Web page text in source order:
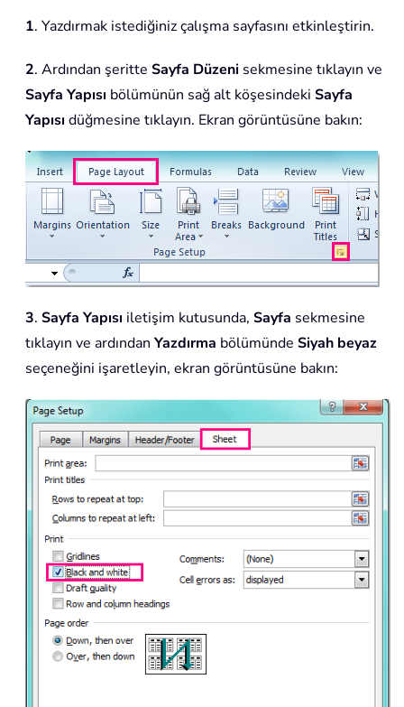
1. Yazdırmak istediğiniz çalışma sayfasını etkinleştirin.
2. Ardından şeritte Sayfa Düzeni sekmesine tıklayın ve
Sayfa Yapısı bölümünün sağ alt köşesindeki Sayfa
Yapısı düğmesine tıklayın. Ekran görüntüsüne bakın:
3. Sayfa Yapısı iletişim kutusunda, Sayfa sekmesine
tıklayın ve ardından Yazdırma bölümünde Siyah beyaz
seçeneğini işaretleyin, ekran görüntüsüne bakın: